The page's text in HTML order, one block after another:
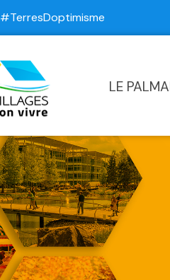
#TerresDoptimisme
LE